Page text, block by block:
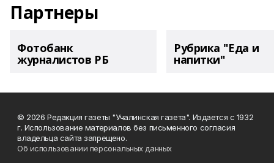
Партнеры
Фотобанк
журналистов РБ
Рубрика "Еда и
напитки"
© 2026 Редакция газеты "Учалинская газета". Издается с 1932
г. Использование материалов без письменного согласия
владельца сайта запрещено.
Об использовании персональных данных